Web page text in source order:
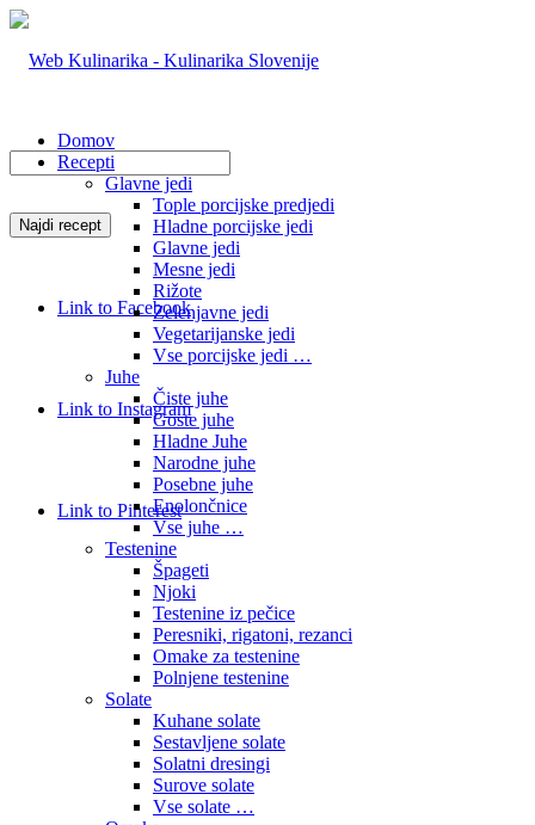
Link to Facebook
Link to Instagram
Link to Pinterest
Domov
Recepti
Glavne jedi
Tople porcijske predjedi
Hladne porcijske jedi
Glavne jedi
Mesne jedi
Rižote
Zelenjavne jedi
Vegetarijanske jedi
Vse porcijske jedi …
Juhe
Čiste juhe
Goste juhe
Hladne Juhe
Narodne juhe
Posebne juhe
Enolončnice
Vse juhe …
Testenine
Špageti
Njoki
Testenine iz pečice
Peresniki, rigatoni, rezanci
Omake za testenine
Polnjene testenine
Solate
Kuhane solate
Sestavljene solate
Solatni dresingi
Surove solate
Vse solate …